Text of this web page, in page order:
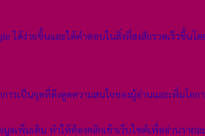
ได้ง่ายขึ้นและได้คำตอบในสิ่งที่สงสัยรวดเร็วขึ้นโ
รเป็นจุดที่ดึงดูดความสนใจของผู้อ่านและเพิ่มโอก
เพิ่มเติม ทำให้ต้องคลิกเข้าเว็บไซต์เพื่ออ่านราย